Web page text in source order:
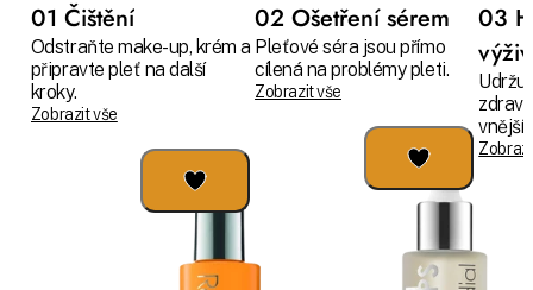
01 Čištění
Odstraňte make-up, krém a
připravte pleť na další
kroky.
Zobrazit vše
02 Ošetření sérem
Pleťové séra jsou přímo
cílená na problémy pleti.
Zobrazit vše
03